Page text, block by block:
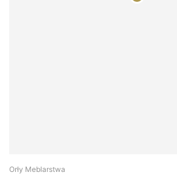
Orły Meblarstwa